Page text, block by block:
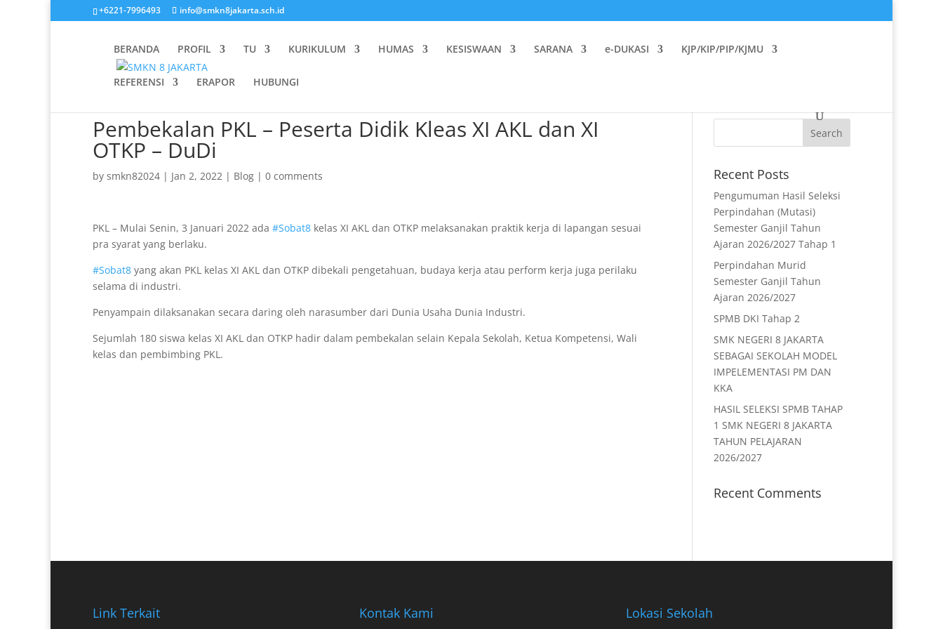
+6221-7996493 info@smkn8jakarta.sch.id
BERANDA PROFIL TU KURIKULUM HUMAS KESISWAAN SARANA e-DUKASI KJP/KIP/PIP/KJMU
REFERENSI ERAPOR HUBUNGI
Pembekalan PKL – Peserta Didik Kleas XI AKL dan XI
OTKP – DuDi
by smkn82024 | Jan 2, 2022 | Blog | 0 comments
PKL – Mulai Senin, 3 Januari 2022 ada #Sobat8 kelas XI AKL dan OTKP melaksanakan praktik kerja di lapangan sesuai
pra syarat yang berlaku.
#Sobat8 yang akan PKL kelas XI AKL dan OTKP dibekali pengetahuan, budaya kerja atau perform kerja juga perilaku
selama di industri.
Penyampain dilaksanakan secara daring oleh narasumber dari Dunia Usaha Dunia Industri.
Sejumlah 180 siswa kelas XI AKL dan OTKP hadir dalam pembekalan selain Kepala Sekolah, Ketua Kompetensi, Wali
kelas dan pembimbing PKL.
Recent Posts
Pengumuman Hasil Seleksi
Perpindahan (Mutasi)
Semester Ganjil Tahun
Ajaran 2026/2027 Tahap 1
Perpindahan Murid
Semester Ganjil Tahun
Ajaran 2026/2027
SPMB DKI Tahap 2
SMK NEGERI 8 JAKARTA
SEBAGAI SEKOLAH MODEL
IMPELEMENTASI PM DAN
KKA
HASIL SELEKSI SPMB TAHAP
1 SMK NEGERI 8 JAKARTA
TAHUN PELAJARAN
2026/2027
Recent Comments
Link Terkait Kontak Kami Lokasi Sekolah